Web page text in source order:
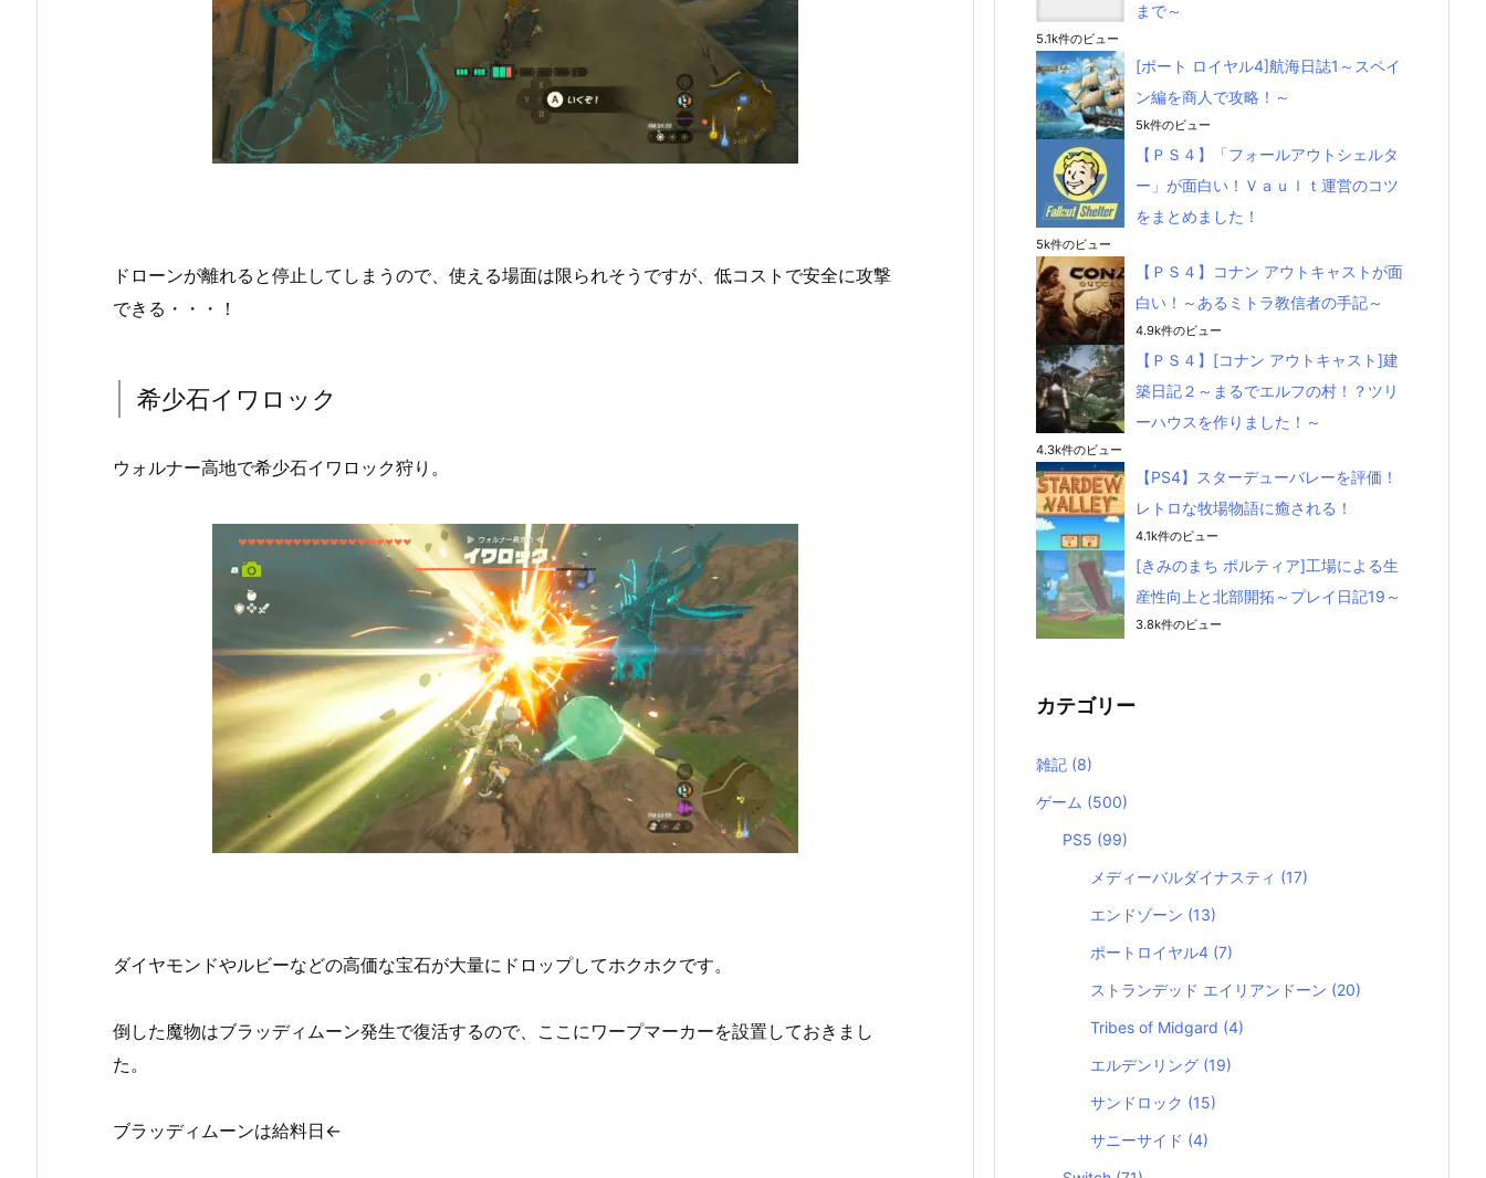
ドローンが離れると停止してしまうので、使える場面は限られそうですが、低コストで安全に攻撃
できる・・・！
希少石イワロック
ウォルナー高地で希少石イワロック狩り。
ダイヤモンドやルビーなどの高価な宝石が大量にドロップしてホクホクです。
倒した魔物はブラッディムーン発生で復活するので、ここにワープマーカーを設置しておきまし
た。
ブラッディムーンは給料日←
まで～
5.1k件のビュー
[ポート ロイヤル4]航海日誌1～スペイ
ン編を商人で攻略！～
5k件のビュー
【ＰＳ４】「フォールアウトシェルタ
ー」が面白い！Ｖａｕｌｔ運営のコツ
をまとめました！
5k件のビュー
【ＰＳ４】コナン アウトキャストが面
白い！～あるミトラ教信者の手記～
4.9k件のビュー
【ＰＳ４】[コナン アウトキャスト]建
築日記２～まるでエルフの村！？ツリ
ーハウスを作りました！～
4.3k件のビュー
【PS4】スターデューバレーを評価！
レトロな牧場物語に癒される！
4.1k件のビュー
[きみのまち ポルティア]工場による生
産性向上と北部開拓～プレイ日記19～
3.8k件のビュー
カテゴリー
雑記 (8)
ゲーム (500)
PS5 (99)
メディーバルダイナスティ (17)
エンドゾーン (13)
ポートロイヤル4 (7)
ストランデッド エイリアンドーン (20)
Tribes of Midgard (4)
エルデンリング (19)
サンドロック (15)
サニーサイド (4)